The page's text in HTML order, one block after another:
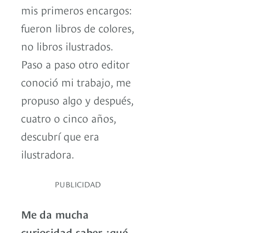
mis primeros encargos:
fueron libros de colores,
no libros ilustrados.
Paso a paso otro editor
conoció mi trabajo, me
propuso algo y después,
cuatro o cinco años,
descubrí que era
ilustradora.
PUBLICIDAD
Me da mucha